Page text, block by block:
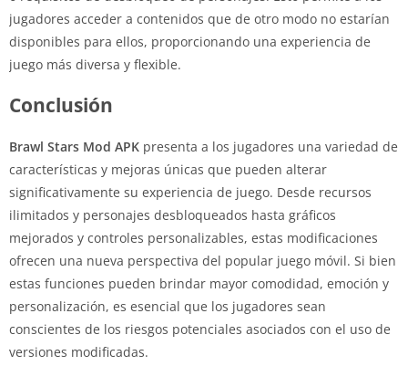
jugadores acceder a contenidos que de otro modo no estarían
disponibles para ellos, proporcionando una experiencia de
juego más diversa y flexible.
Conclusión
Brawl Stars Mod APK presenta a los jugadores una variedad de
características y mejoras únicas que pueden alterar
significativamente su experiencia de juego. Desde recursos
ilimitados y personajes desbloqueados hasta gráficos
mejorados y controles personalizables, estas modificaciones
ofrecen una nueva perspectiva del popular juego móvil. Si bien
estas funciones pueden brindar mayor comodidad, emoción y
personalización, es esencial que los jugadores sean
conscientes de los riesgos potenciales asociados con el uso de
versiones modificadas.